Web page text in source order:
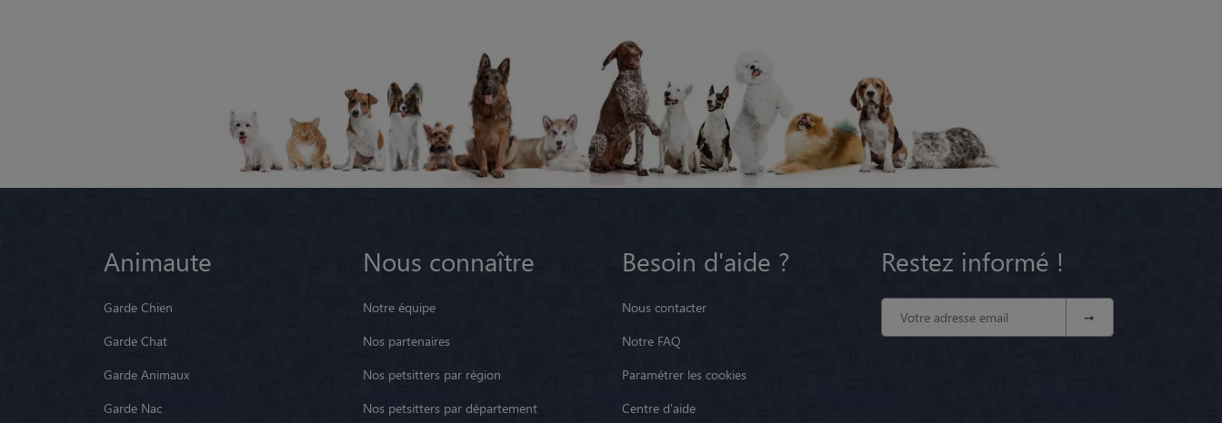
Animaute
Garde Chien
Garde Chat
Garde Animaux
Garde Nac
Nous connaître
Notre équipe
Nos partenaires
Nos petsitters par région
Nos petsitters par département
Besoin d'aide ?
Nous contacter
Notre FAQ
Paramétrer les cookies
Centre d'aide
Restez informé !